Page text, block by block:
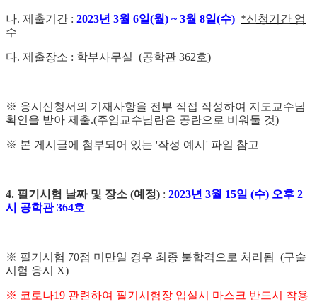
나. 제출기간 : 2023년 3월 6일(월) ~ 3월 8일(수) *신청기간 엄
수
다. 제출장소 : 학부사무실 (공학관 362호)
※ 응시신청서의 기재사항을 전부 직접 작성하여 지도교수님
확인을 받아 제출.(주임교수님란은 공란으로 비워둘 것)
※ 본 게시글에 첨부되어 있는 '작성 예시 ' 파일 참고
4. 필기시험 날짜 및 장소 (예정) : 2023년 3월 15일 (수) 오후 2
시 공학관364호
※ 필기시험 70점 미만일 경우 최종 불합격으로 처리됨 (구술
시험 응시 X)
※ 코로나19 관련하여 필기시험장 입실시 마스크 반드시 착용